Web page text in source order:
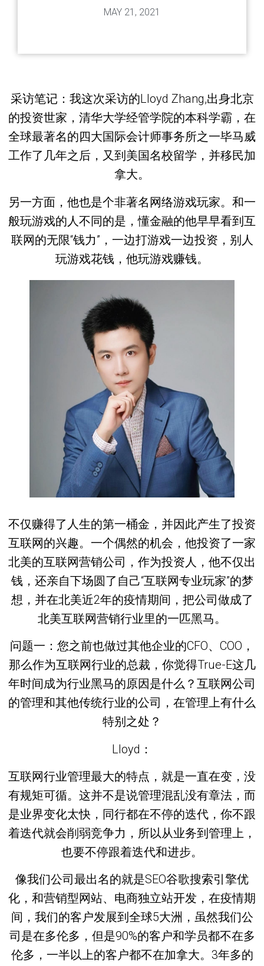
MAY 21, 2021
采访笔记：我这次采访的Lloyd Zhang,出身北京
的投资世家，清华大学经管学院的本科学霸，在
全球最著名的四大国际会计师事务所之一毕马威
工作了几年之后，又到美国名校留学，并移民加
拿大。
另一方面，他也是个非著名网络游戏玩家。和一
般玩游戏的人不同的是，懂金融的他早早看到互
联网的无限“钱力”，一边打游戏一边投资，别人
玩游戏花钱，他玩游戏赚钱。
不仅赚得了人生的第一桶金，并因此产生了投资
互联网的兴趣。一个偶然的机会，他投资了一家
北美的互联网营销公司，作为投资人，他不仅出
钱，还亲自下场圆了自己“互联网专业玩家”的梦
想，并在北美近2年的疫情期间，把公司做成了
北美互联网营销行业里的一匹黑马。
问题一：您之前也做过其他企业的CFO、COO，
那么作为互联网行业的总裁，你觉得True-E这几
年时间成为行业黑马的原因是什么？互联网公司
的管理和其他传统行业的公司，在管理上有什么
特别之处？
Lloyd：
互联网行业管理最大的特点，就是一直在变，没
有规矩可循。这并不是说管理混乱没有章法，而
是业界变化太快，同行都在不停的迭代，你不跟
着迭代就会削弱竞争力，所以从业务到管理上，
也要不停跟着迭代和进步。
像我们公司最出名的就是SEO谷歌搜索引擎优
化，和营销型网站、电商独立站开发，在疫情期
间，我们的客户发展到全球5大洲，虽然我们公
司是在多伦多，但是90%的客户和学员都不在多
伦多，一半以上的客户都不在加拿大。3年多的